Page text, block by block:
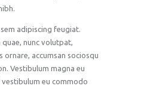
adipiscing feugiat.
quae, nunc volutpat,
accumsan sociosqu
Vestibulum magna eu
vestibulum eu commodo